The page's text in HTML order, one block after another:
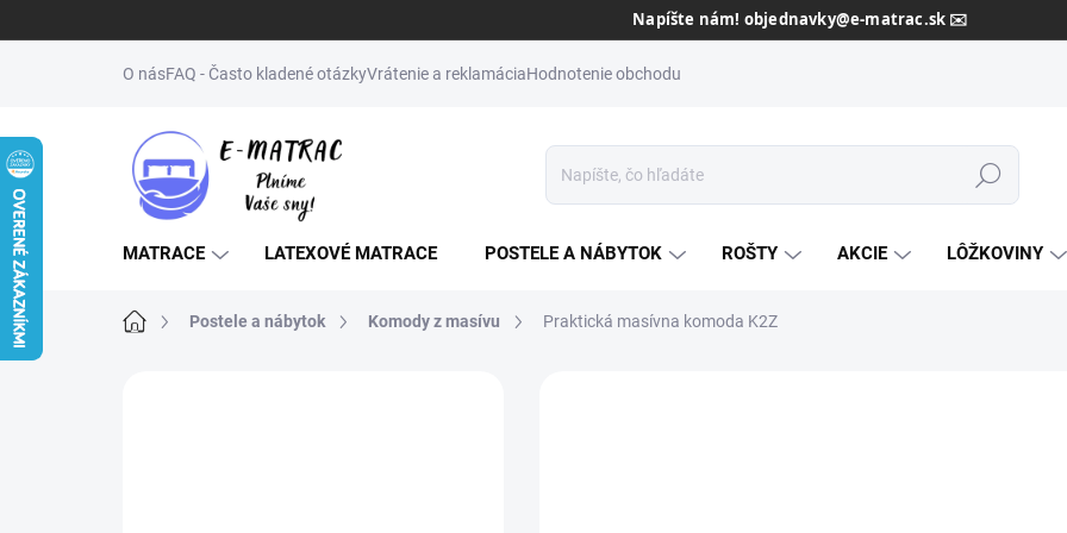
Dôveryhodný slovenský predajca od roku 2013 🇸🇰
O násFAQ - Často kladené otázkyVrátenie a reklamáciaHodnotenie obchodu
Hľadať
MATRACE LATEXOVÉ MATRACE POSTELE A NÁBYTOK ROŠTY AKCIE LÔŽKOVINY
DomovPostele a nábytok Komody z masívu Praktická masívna komoda K2Z